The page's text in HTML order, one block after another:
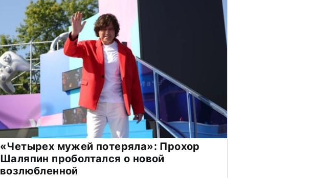
«Четырех мужей потеряла»: Прохор
Шаляпин проболтался о новой
возлюбленной